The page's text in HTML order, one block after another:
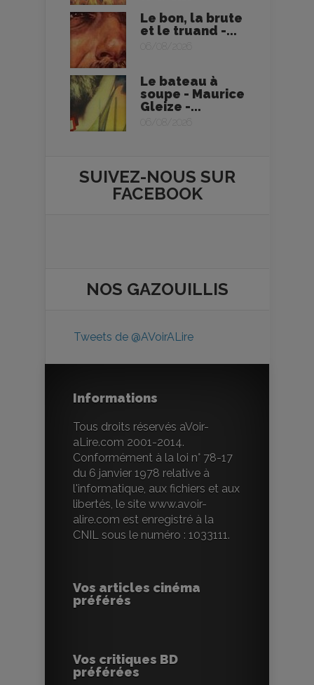
Le bon, la brute
et le truand -...
06/08/2026
Le bateau à
soupe - Maurice
Gleize -...
06/08/2026
SUIVEZ-NOUS SUR
FACEBOOK
NOS GAZOUILLIS
Tweets de @AVoirALire
Informations
Tous droits réservés aVoir-
aLire.com 2001-2014.
Conformément à la loi n° 78-17
du 6 janvier 1978 relative à
l'informatique, aux fichiers et aux
libertés, le site www.avoir-
alire.com est enregistré à la
CNIL sous le numéro : 1033111.
Vos articles cinéma
préférés
Vos critiques BD
préférées